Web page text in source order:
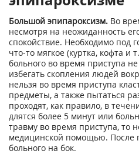
Большой эпипароксизм. Во
несмотря на неожиданность
спокойствие. Необходимо под
что-то мягкое (куртка, кофта
больного во время приступа
избегать скопления людей
нельзя во время приступа
предметы, а также пытаться
проходят, как правило, в
длятся более 5 минут или
травму во время приступа, то
медицинской помощью. После
больного на бок.